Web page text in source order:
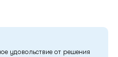
удовольствие от решения